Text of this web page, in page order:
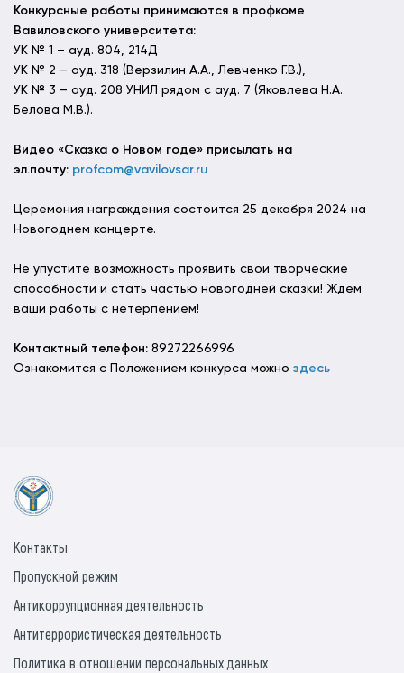
Конкурсные работы принимаются в профкоме
Вавиловского университета:
УК № 1 – ауд. 804, 214Д
УК № 2 – ауд. 318 (Верзилин А.А., Левченко Г.В.),
УК № 3 – ауд. 208 УНИЛ рядом с ауд. 7 (Яковлева Н.А.
Белова М.В.).
Видео «Сказка о Новом годе» присылать на
эл.почту: profcom@vavilovsar.ru
Церемония награждения состоится 25 декабря 2024 на
Новогоднем концерте.
Не упустите возможность проявить свои творческие
способности и стать частью новогодней сказки! Ждем
ваши работы с нетерпением!
Контактный телефон: 89272266996
Ознакомится с Положением конкурса можно здесь
Контакты
Пропускной режим
Антикоррупционная деятельность
Антитеррористическая деятельность
Политика в отношении персональных данных